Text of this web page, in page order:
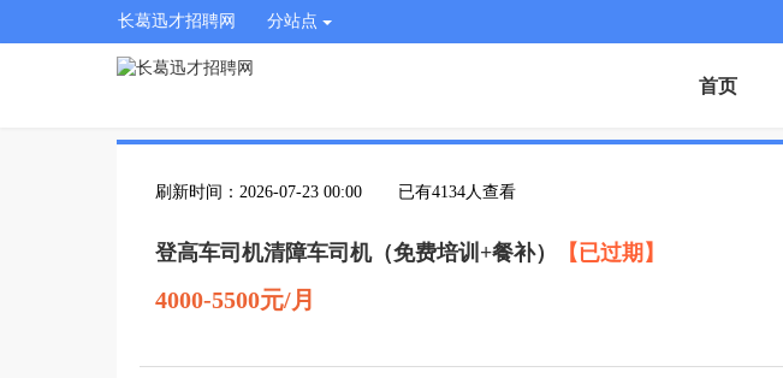
长葛迅才招聘网 分站点
首页
刷新时间：2026-07-23 00:00 已有4134人查看
登高车司机清障车司机（免费培训+餐补） 【已过期】
4000-5500元/月